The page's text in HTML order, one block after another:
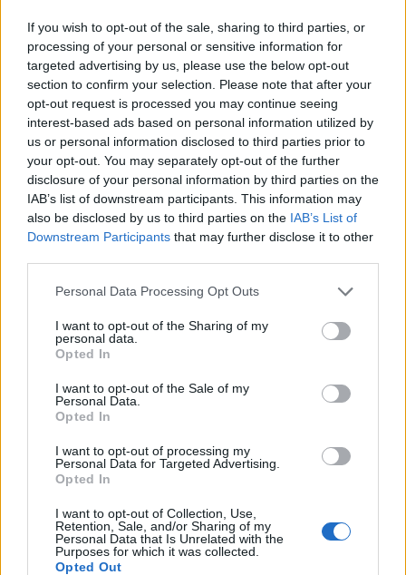
If you wish to opt-out of the sale, sharing to third parties, or
processing of your personal or sensitive information for
targeted advertising by us, please use the below opt-out
section to confirm your selection. Please note that after your
opt-out request is processed you may continue seeing
interest-based ads based on personal information utilized by
us or personal information disclosed to third parties prior to
your opt-out. You may separately opt-out of the further
disclosure of your personal information by third parties on the
IAB’s list of downstream participants. This information may
also be disclosed by us to third parties on the IAB’s List of
Downstream Participants that may further disclose it to other
Personal Data Processing Opt Outs
I want to opt-out of the Sharing of my
personal data.
Opted In
I want to opt-out of the Sale of my
Personal Data.
Opted In
I want to opt-out of processing my
Personal Data for Targeted Advertising.
Opted In
I want to opt-out of Collection, Use,
Retention, Sale, and/or Sharing of my
Personal Data that Is Unrelated with the
Purposes for which it was collected.
Opted Out
"L’Italia è la mia seconda casa. Non c’è ancora
nulla di concreto,ma non escludo un ritorno
in Serie A già a gennaio.Voglio ancora
giocare"
Parole al miele per il calcio nostrano. Da capire
soprattutto vuole ancora vivere il calcio giocato.